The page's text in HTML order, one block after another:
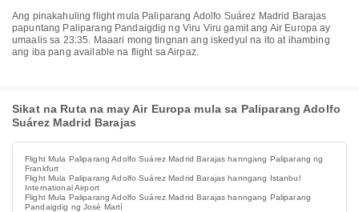
Ang pinakahuling flight mula Paliparang Adolfo Suárez Madrid Barajas
papuntang Paliparang Pandaigdig ng Viru Viru gamit ang Air Europa ay
umaalis sa 23:35. Maaari mong tingnan ang iskedyul na ito at ihambing
ang iba pang available na flight sa Airpaz.
Sikat na Ruta na may Air Europa mula sa Paliparang Adolfo
Suárez Madrid Barajas
Flight Mula Paliparang Adolfo Suárez Madrid Barajas hanngang Paliparang ng
Frankfurt
Flight Mula Paliparang Adolfo Suárez Madrid Barajas hanngang Istanbul
International Airport
Flight Mula Paliparang Adolfo Suárez Madrid Barajas hanngang Paliparang
Pandaigdig ng José Martí